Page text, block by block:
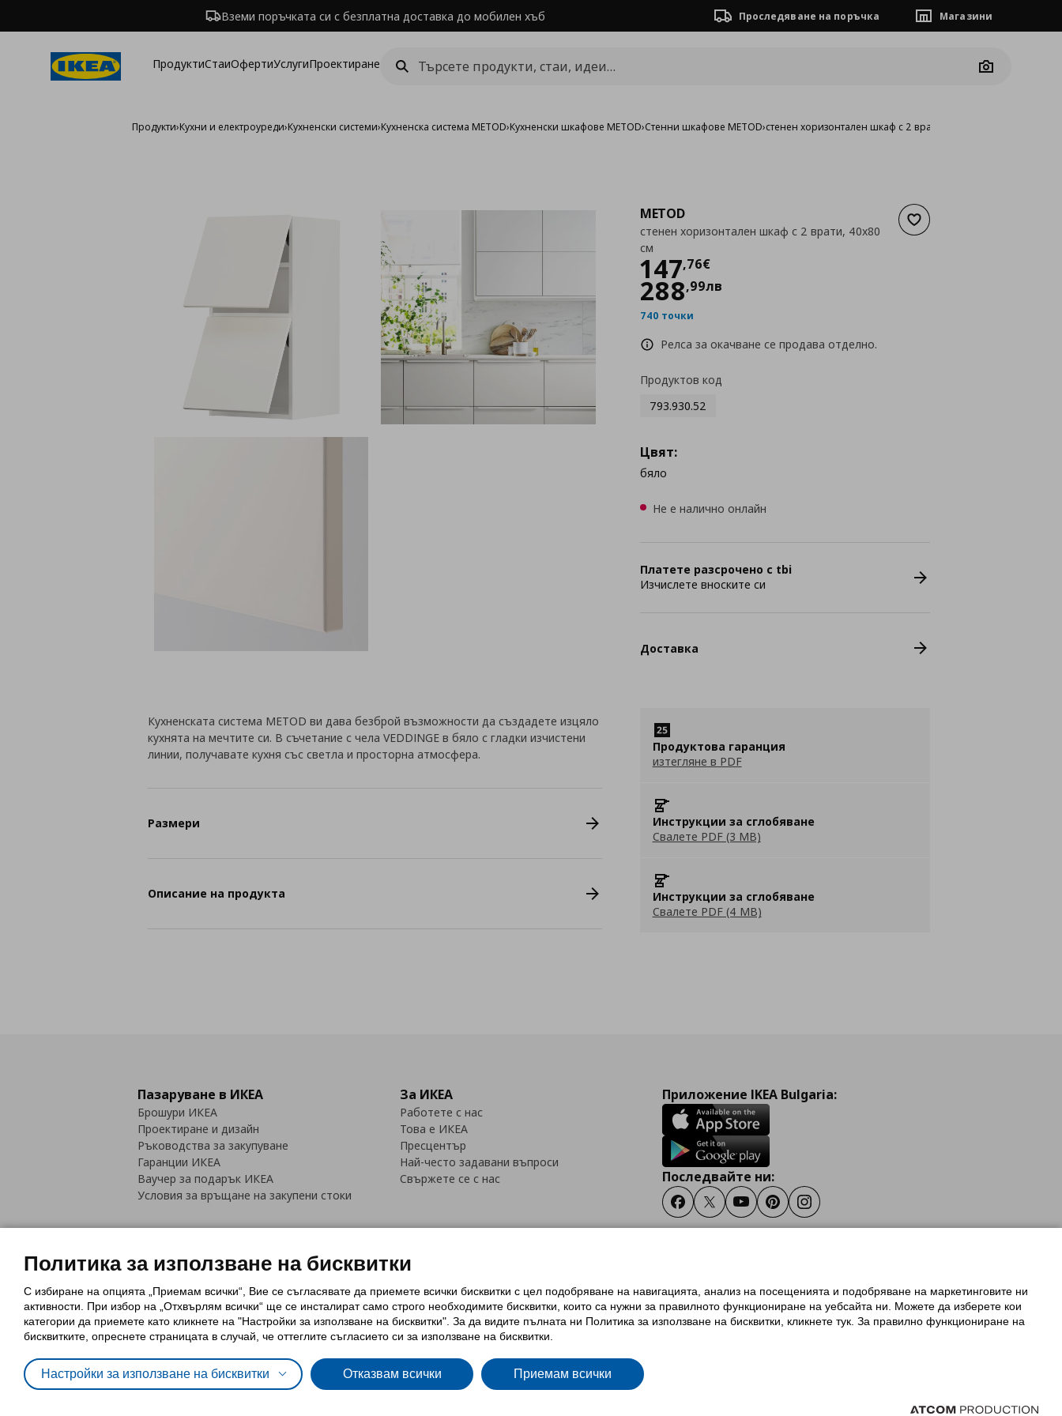
Вземи поръчката си с безплатна доставка до мобилен хъб Проследяване на поръчка Магазини
ПродуктиСтаиОфертиУслугиПроектиране
Camera
Продукти›Кухни и електроуреди›Кухненски системи›Кухненска система METOD›Кухненски шкафове METOD›Стенни шкафове METOD›стенен хоризонтален шкаф с 2 врати, 40x80 см
Добави към списъка с
METOD
стенен хоризонтален шкаф с 2 врати, 40x80
см
147,76€
Цена
288,99лв
740 точки
Релса за окачване се продава отделно.
Продуктов код
793.930.52
Цвят:
бяло
Не е налично онлайн
Платете разсрочено с tbi
Изчислете вноските си
Доставка
Продуктова гаранция
изтегляне в PDF
Инструкции за сглобяване
Свалете PDF (3 MB)
Инструкции за сглобяване
Свалете PDF (4 MB)
Кухненската система METOD ви дава безброй възможности да създадете изцяло
кухнята на мечтите си. В съчетание с чела VEDDINGE в бяло с гладки изчистени
линии, получавате кухня със светла и просторна атмосфера.
Размери
Описание на продукта
Пазаруване в ИКЕА
Брошури ИКЕА
Проектиране и дизайн
Ръководства за закупуване
Гаранции ИКЕА
Ваучер за подарък ИКЕА
Условия за връщане на закупени стоки
За ИКЕА
Работете с нас
Това е ИКЕА
Пресцентър
Най-често задавани въпроси
Свържете се с нас
Приложение IKEA Bulgaria:
Последвайте ни:
FacebookTwitterYoutubePinterestInstagram
Политика за използване на бисквитки (Cookies)Избор на настройки за използване на бисквиткиУсловия за ползване на ikea.bg
Обща политика за личните данни
Политика за защита на личните данни на ikea.bg
Общи условия на програма IKEA Family
Политика за защита на лични данни на програма IKEA Family
Политика за използване на бисквитки
С избиране на опцията „Приемам всички“, Вие се съгласявате да приемете всички бисквитки с цел подобряване на навигацията, анализ на посещенията и подобряване на маркетинговите ни
активности. При избор на „Отхвърлям всички“ ще се инсталират само строго необходимитe бисквитки, които са нужни за правилното функциониране на уебсайта ни. Можете да изберете кои
категории да приемете като кликнете на "Настройки за използване на бисквитки". За да видите пълната ни Политика за използване на бисквитки, кликнете тук. За правилно функциониране на
бисквитките, опреснете страницата в случай, че оттеглите съгласието си за използване на бисквитки.
Настройки за използване на бисквитки Отказвам всички Приемам всички